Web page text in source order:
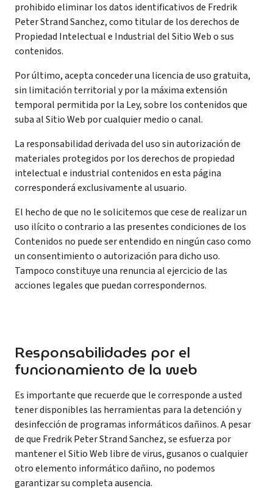
prohibido eliminar los datos identificativos de Fredrik
Peter Strand Sanchez, como titular de los derechos de
Propiedad Intelectual e Industrial del Sitio Web o sus
contenidos.
Por último, acepta conceder una licencia de uso gratuita,
sin limitación territorial y por la máxima extensión
temporal permitida por la Ley, sobre los contenidos que
suba al Sitio Web por cualquier medio o canal.
La responsabilidad derivada del uso sin autorización de
materiales protegidos por los derechos de propiedad
intelectual e industrial contenidos en esta página
corresponderá exclusivamente al usuario.
El hecho de que no le solicitemos que cese de realizar un
uso ilícito o contrario a las presentes condiciones de los
Contenidos no puede ser entendido en ningún caso como
un consentimiento o autorización para dicho uso.
Tampoco constituye una renuncia al ejercicio de las
acciones legales que puedan correspondernos.
Responsabilidades por el
funcionamiento de la web
Es importante que recuerde que le corresponde a usted
tener disponibles las herramientas para la detención y
desinfección de programas informáticos dañinos. A pesar
de que Fredrik Peter Strand Sanchez, se esfuerza por
mantener el Sitio Web libre de virus, gusanos o cualquier
otro elemento informático dañino, no podemos
garantizar su completa ausencia.